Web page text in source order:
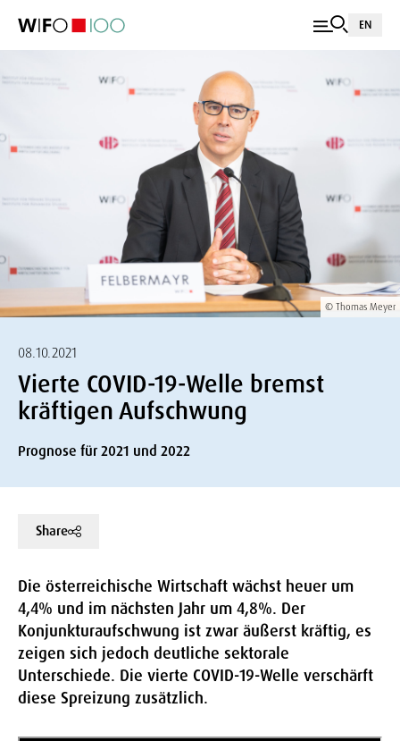
EN
© Thomas Meyer
08.10.2021
Vierte COVID-19-Welle bremst
kräftigen Aufschwung
Prognose für 2021 und 2022
Share
Die österreichische Wirtschaft wächst heuer um
4,4% und im nächsten Jahr um 4,8%. Der
Konjunkturaufschwung ist zwar äußerst kräftig, es
zeigen sich jedoch deutliche sektorale
Unterschiede. Die vierte COVID-19-Welle verschärft
diese Spreizung zusätzlich.